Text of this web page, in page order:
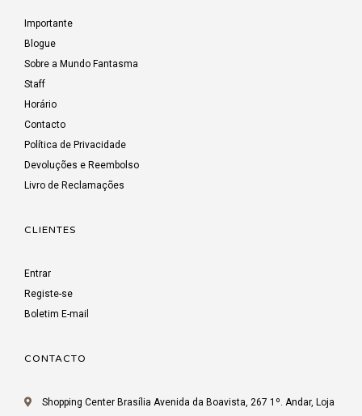
Importante
Blogue
Sobre a Mundo Fantasma
Staff
Horário
Contacto
Política de Privacidade
Devoluções e Reembolso
Livro de Reclamações
CLIENTES
Entrar
Registe-se
Boletim E-mail
CONTACTO
Shopping Center Brasília Avenida da Boavista, 267 1º. Andar, Loja